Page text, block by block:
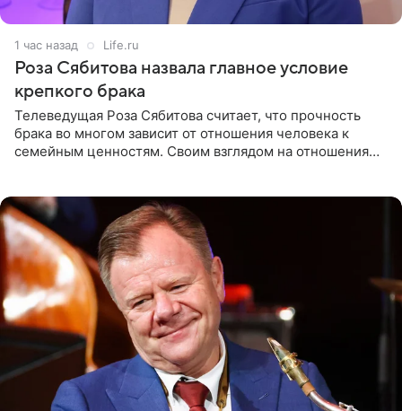
1 час назад Life.ru
Роза Сябитова назвала главное условие
крепкого брака
Телеведущая Роза Сябитова считает, что прочность
брака во многом зависит от отношения человека к
семейным ценностям. Своим взглядом на отношения